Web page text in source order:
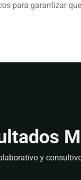
para garantizar
y